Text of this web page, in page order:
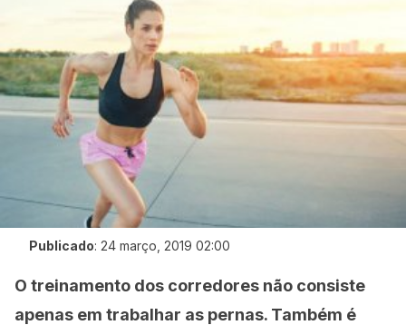
Publicado: 24 março, 2019 02:00
O treinamento dos corredores não consiste
apenas em trabalhar as pernas. Também é